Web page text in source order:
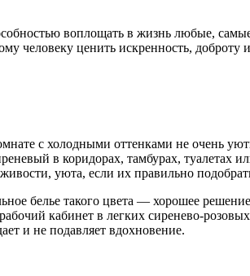
воплощать в жизнь любые,
человеку ценить искренность, доброту
с холодными оттенками не очень
в коридорах, тамбурах, туалетах
уюта, если их правильно
белье такого цвета — хорошее
кабинет в легких сиренево-
и не подавляет вдохновение.